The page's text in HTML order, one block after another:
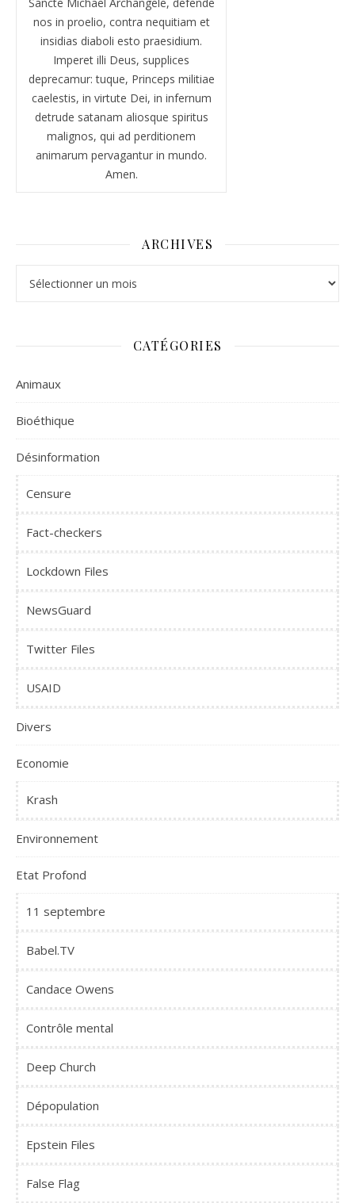
Sancte Michael Archangele, defende
nos in proelio, contra nequitiam et
insidias diaboli esto praesidium.
Imperet illi Deus, supplices
deprecamur: tuque, Princeps militiae
caelestis, in virtute Dei, in infernum
detrude satanam aliosque spiritus
malignos, qui ad perditionem
animarum pervagantur in mundo.
Amen.
ARCHIVES
CATÉGORIES
Animaux
Bioéthique
Désinformation
Censure
Fact-checkers
Lockdown Files
NewsGuard
Twitter Files
USAID
Divers
Economie
Krash
Environnement
Etat Profond
11 septembre
Babel.TV
Candace Owens
Contrôle mental
Deep Church
Dépopulation
Epstein Files
False Flag